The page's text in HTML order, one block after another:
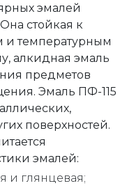
эмалей
стойкая к
и температурным
алкидная эмаль
предметов
Эмаль ПФ-115
поверхностей.
эмалей:
и глянцевая;